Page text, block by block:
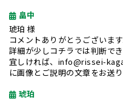
畠中
琥珀 様
コメントありがとうございます
詳細が少しコチラでは判断で
宜しければ、info@rissei-
に画像とご説明の文章をお送
琥珀